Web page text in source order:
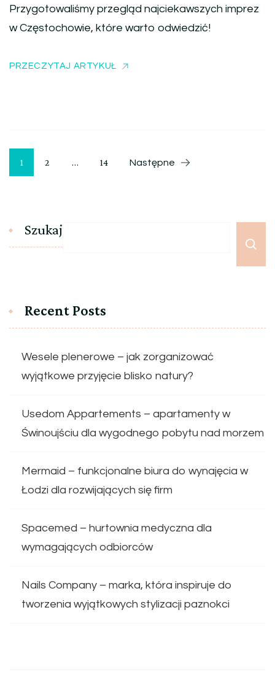
Przygotowaliśmy przegląd najciekawszych imprez
w Częstochowie, które warto odwiedzić!
PRZECZYTAJ ARTYKUŁ
Stronicowanie
Strona
1 Strona
2 … Strona
14 Następne
Szukaj
Recent Posts
Wesele plenerowe – jak zorganizować
wyjątkowe przyjęcie blisko natury?
Usedom Appartements – apartamenty w
Świnoujściu dla wygodnego pobytu nad morzem
Mermaid – funkcjonalne biura do wynajęcia w
Łodzi dla rozwijających się firm
Spacemed – hurtownia medyczna dla
wymagających odbiorców
Nails Company – marka, która inspiruje do
tworzenia wyjątkowych stylizacji paznokci